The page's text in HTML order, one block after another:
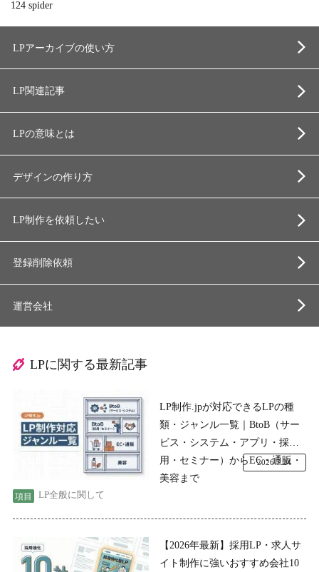
124 spider
LPアーカイブの使い方
LP関連記事
LPの意味とは
デザインの作り方
LP制作を依頼したい
登録削除依頼
運営会社
LPに関する最新記事
LP制作.jpが対応できるLPの種
類・ジャンル一覧｜BtoB（サー
ビス・システム・アプリ・採
用・セミナー）からEC・通販・
美容まで
LP全般に関して
2026.7.24
【2026年最新】採用LP・求人サ
イト制作に強いおすすめ会社10